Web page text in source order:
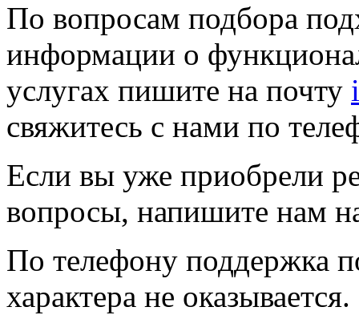
По вопросам подбора
информации о
услугах пишите на почту
свяжитесь с нами по
Если вы уже приобрели
вопросы, напишите нам
По телефону поддержка
характера не оказывается.